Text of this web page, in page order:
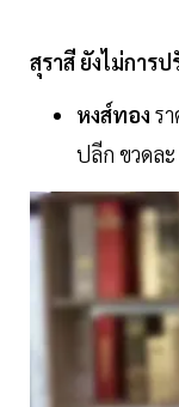
สุราสี ยังไม่การ
หงส์ทอง ร
ปลีก ขวดล